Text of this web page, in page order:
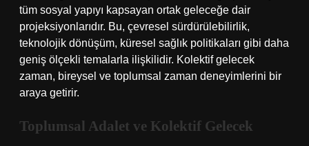
tüm sosyal yapıyı kapsayan ortak geleceğe dair
projeksiyonlarıdır. Bu, çevresel sürdürülebilirlik,
teknolojik dönüşüm, küresel sağlık politikaları gibi daha
geniş ölçekli temalarla ilişkilidir. Kolektif gelecek
zaman, bireysel ve toplumsal zaman deneyimlerini bir
araya getirir.
Toplumsal Adalet ve Kolektif Gelecek